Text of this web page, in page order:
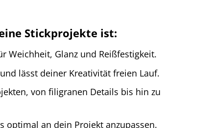
Stickprojekte ist:
Weichheit, Glanz und Reißfestigkeit.
lässt deiner Kreativität freien Lauf.
von filigranen Details bis hin zu
optimal an dein Projekt anzupassen.